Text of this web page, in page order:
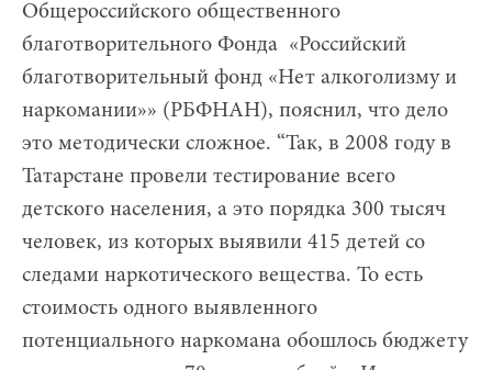
Общероссийского общественного
благотворительного Фонда «Российский
благотворительный фонд «Нет алкоголизму и
наркомании»» (РБФНАН), пояснил, что дело
это методически сложное. “Так, в 2008 году в
Татарстане провели тестирование всего
детского населения, а это порядка 300 тысяч
человек, из которых выявили 415 детей со
следами наркотического вещества. То есть
стоимость одного выявленного
потенциального наркомана обошлось бюджету